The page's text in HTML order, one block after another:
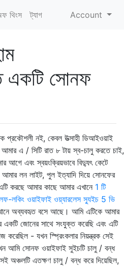
থিংস ট্যাগ Account
একটি সোনফ
প্রকৌশলী নই, কেবল উত্সাহী ডিআইওয়াই
এ / সিটি রাত ৮ টায় স্ব-চালু করতে চাই,
আগে এবং স্বয়ংক্রিয়ভাবে বিদ্যুৎ কেটে
আমার লন লাইট, পুল ইত্যাদি দিয়ে সোনফের
করছে আমার কাছে আমার এখানে 1 টি
লকিং ওয়াইফাই ওয়্যারলেস স্যুইচ 5 ভি
অব্যবহৃত বসে আছে। আমি এটিকে আমার
একটি জোনের সাথে সংযুক্ত করেছি এবং এটি
করেছিল - যখন স্প্রিংকলার নিয়ন্ত্রক সেই
আমি সোনফ ওয়াইফাই সুইচটি চালু / বন্ধ
অঞ্চলটি এতক্ষণ চালু / বন্ধ করে দিয়েছিল,